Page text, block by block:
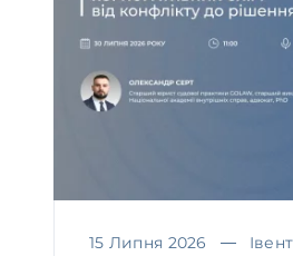
15 Липня 2026